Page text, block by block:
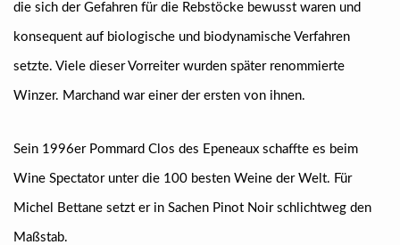
die sich der Gefahren für die Rebstöcke bewusst waren und
konsequent auf biologische und biodynamische Verfahren
setzte. Viele dieser Vorreiter wurden später renommierte
Winzer. Marchand war einer der ersten von ihnen.
Sein 1996er Pommard Clos des Epeneaux schaffte es beim
Wine Spectator unter die 100 besten Weine der Welt. Für
Michel Bettane setzt er in Sachen Pinot Noir schlichtweg den
Maßstab.